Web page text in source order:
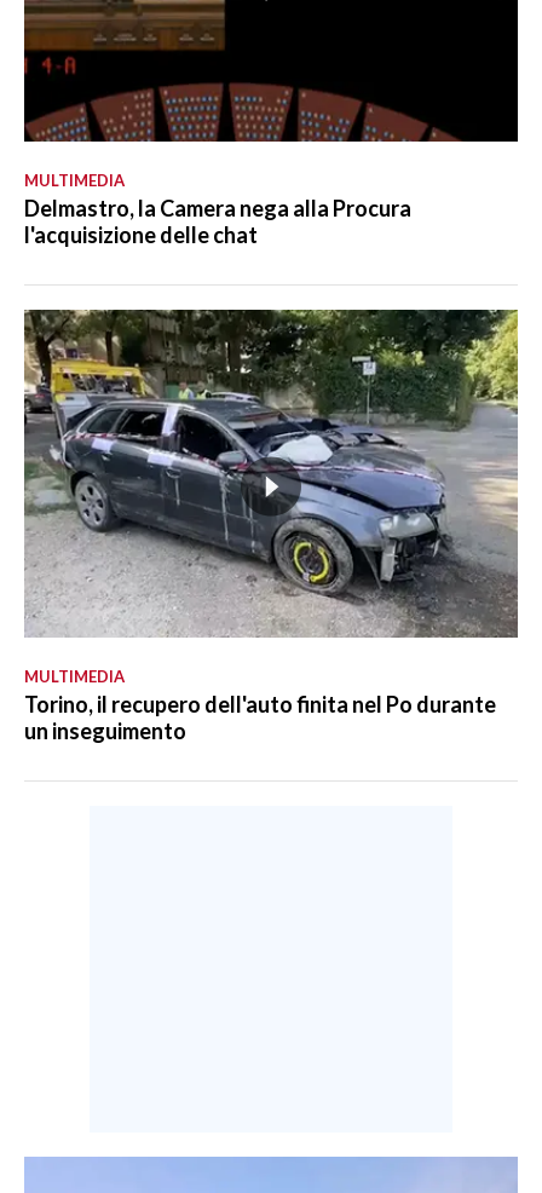
MULTIMEDIA
Delmastro, la Camera nega alla Procura
l'acquisizione delle chat
MULTIMEDIA
Torino, il recupero dell'auto finita nel Po durante
un inseguimento